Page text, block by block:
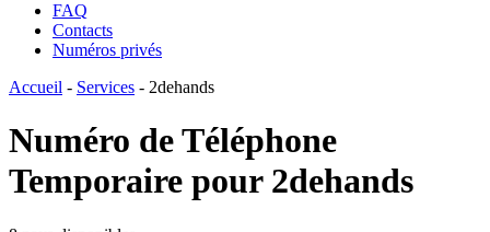
FAQ
Contacts
Numéros privés
Accueil - Services - 2dehands
Numéro de Téléphone
Temporaire pour 2dehands